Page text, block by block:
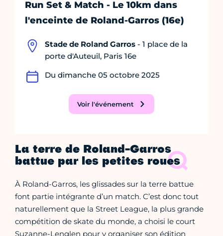
Run Set & Match - Le 10km dans
l'enceinte de Roland-Garros (16e)
Stade de Roland Garros - 1 place de la
porte d'Auteuil, Paris 16e
Du dimanche 05 octobre 2025
Voir l'événement
La terre de Roland-Garros
battue par les petites roues
À Roland-Garros, les glissades sur la terre battue
font partie intégrante d’un match. C’est donc tout
naturellement que la Street League, la plus grande
compétition de skate du monde, a choisi le court
Suzanne-Lenglen pour y organiser son édition